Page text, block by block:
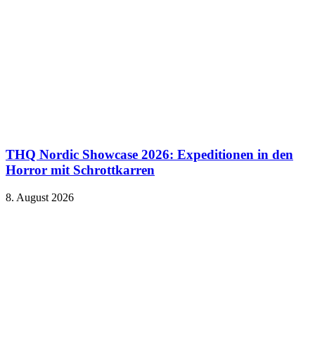
THQ Nordic Showcase 2026: Expeditionen in den
Horror mit Schrottkarren
8. August 2026